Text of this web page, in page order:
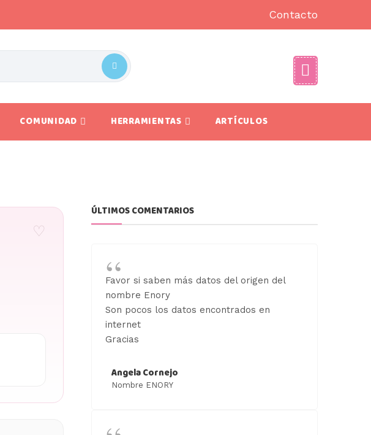
Contacto
COMUNIDAD HERRAMIENTAS ARTÍCULOS
♡
ÚLTIMOS COMENTARIOS
Favor si saben más datos del origen del
nombre Enory
Son pocos los datos encontrados en
internet
Gracias
Angela Cornejo
Nombre ENORY